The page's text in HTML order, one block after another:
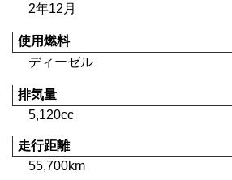
2年12月
使用燃料
ディーゼル
排気量
5,120cc
走行距離
55,700km